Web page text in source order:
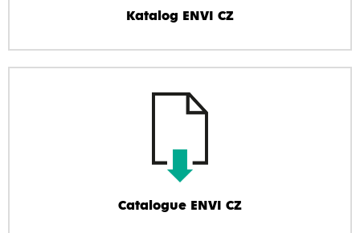
Katalog ENVI CZ
Catalogue ENVI CZ